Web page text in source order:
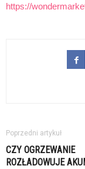
https://
Poprzedni artykuł
CZY OGRZEWANIE
ROZŁADOWUJE